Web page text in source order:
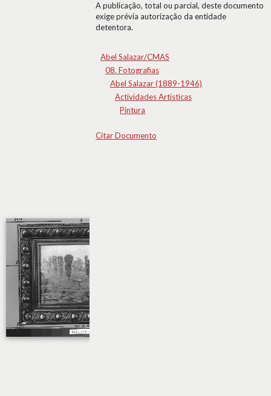
A publicação, total ou parcial, deste documento
exige prévia autorização da entidade
detentora.
Abel Salazar/CMAS
08. Fotografias
Abel Salazar (1889-1946)
Actividades Artísticas
Pintura
Citar Documento